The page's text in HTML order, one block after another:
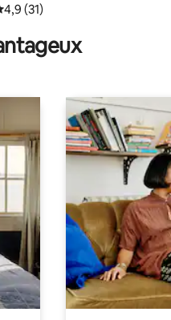
moyenne sur la base
4,9 (31)